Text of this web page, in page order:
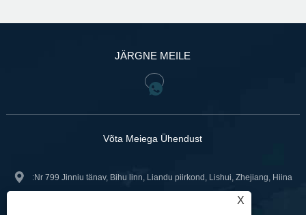
JÄRGNE MEILE
Võta Meiega Ühendust
:Nr 799 Jinniu tänav, Bihu linn, Liandu piirkond, Lishui, Zhejiang, Hiina
X